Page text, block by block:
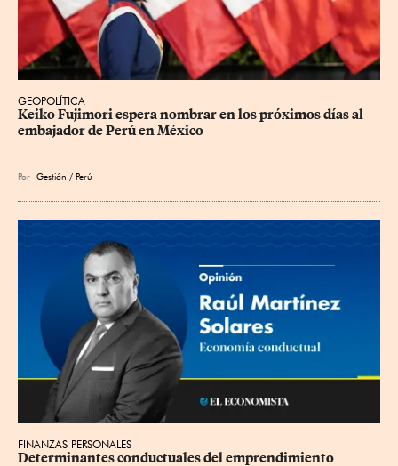
GEOPOLÍTICA
Keiko Fujimori espera nombrar en los próximos días al
embajador de Perú en México
Por Gestión / Perú
FINANZAS PERSONALES
Determinantes conductuales del emprendimiento